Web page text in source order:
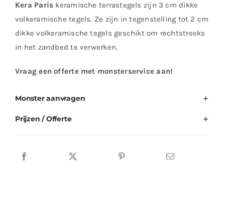
Kera Paris keramische terrastegels zijn 3 cm dikke
volkeramische tegels. Ze zijn in tegenstelling tot 2 cm
dikke volkeramische tegels geschikt om rechtstreeks
in het zandbed te verwerken.
Vraag een offerte met monsterservice aan!
Monster aanvragen
Prijzen / Offerte